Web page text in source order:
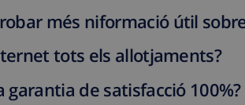
més niformació útil
tots els allotjaments?
garantia de satisfacció 100%?